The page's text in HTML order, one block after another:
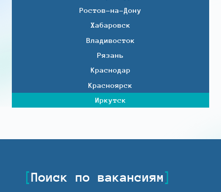
Ростов-на-Дону
Хабаровск
Владивосток
Рязань
Краснодар
Красноярск
Иркутск
Поиск по вакансиям